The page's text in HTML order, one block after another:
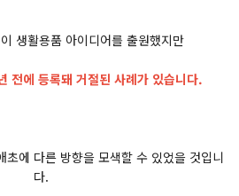
생활용품 아이디어를 출원했지만
전에 등록돼 거절된 사례가 있습니다.
초에 다른 방향을 모색할 수 있었을 것입니
다.